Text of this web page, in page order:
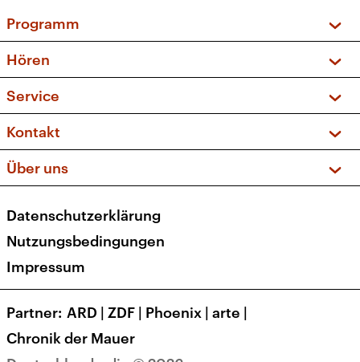
Programm
Sendungen und Podcasts
Musikliste
Kakadu – Das Kinderprogramm
Hören
Frequenzen (UKW + DAB+)
Service
FAQ
Apps
Newsletter
Veranstaltungen
Kontakt
Social Media
Über uns
Presse
Karriere
Transparenz
Datenschutzerklärung
Nutzungsbedingungen
Impressum
Partner ARD | ZDF | Phoenix | arte |
Chronik der Mauer